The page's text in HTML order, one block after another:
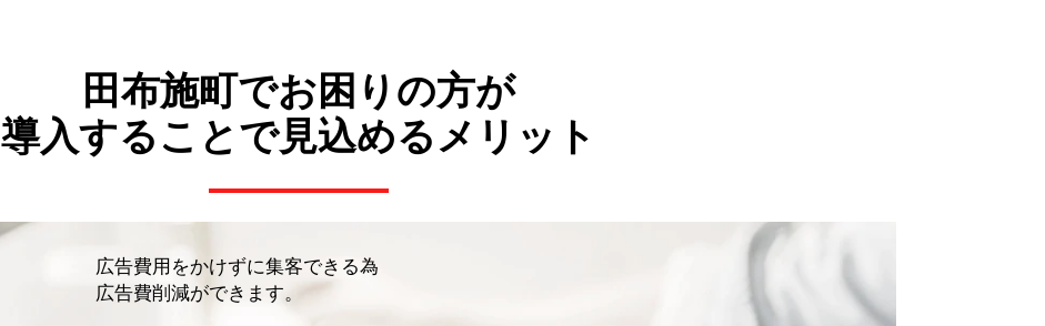
田布施町でお困りの方が
導入することで見込めるメリット
広告費用をかけずに集客できる為
広告費削減ができます。